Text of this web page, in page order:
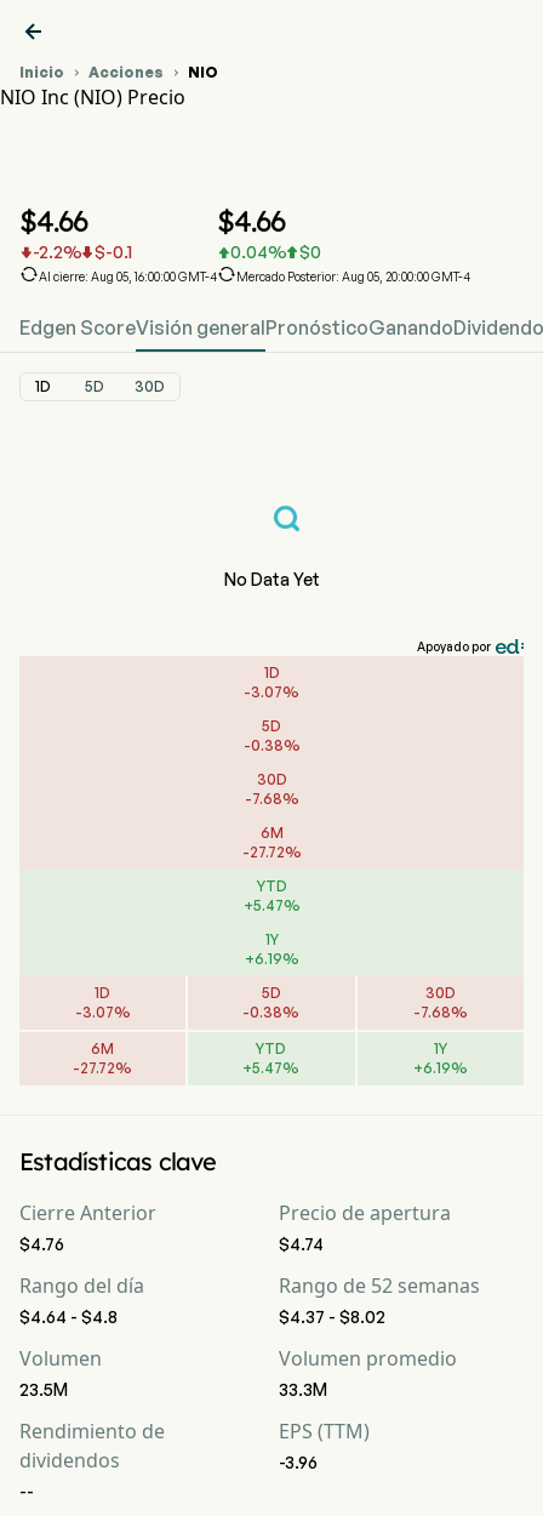

Inicio  Acciones  NIO
NIO Inc (NIO) Precio
$4.66
-2.2% $-0.1
Al cierre: Aug 05, 16:00:00 GMT-4
$4.66
0.04% $0
Mercado Posterior: Aug 05, 20:00:00 GMT-4
Edgen ScoreVisión generalPronósticoGanando
1D 5D 30D
No Data Yet
Apoyado por
1D
-3.07%
5D
-0.38%
30D
-7.68%
6M
-27.72%
YTD
+5.47%
1Y
+6.19%
1D
-3.07%
5D
-0.38%
30D
-7.68%
6M
-27.72%
YTD
+5.47%
1Y
+6.19%
Estadísticas clave
Cierre Anterior
$4.76
Precio de apertura
$4.74
Rango del día
$4.64 - $4.8
Rango de 52 semanas
$4.37 - $8.02
Volumen
23.5M
Volumen promedio
33.3M
Rendimiento de
dividendos
--
EPS (TTM)
-3.96